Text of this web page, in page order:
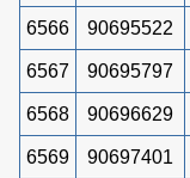
6566 90695522
6567 90695797
6568 90696629
6569 90697401